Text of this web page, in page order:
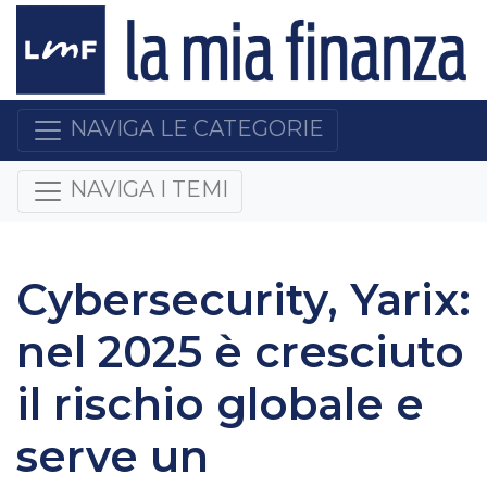
NAVIGA LE CATEGORIE
NAVIGA I TEMI
Cybersecurity, Yarix:
nel 2025 è cresciuto
il rischio globale e
serve un